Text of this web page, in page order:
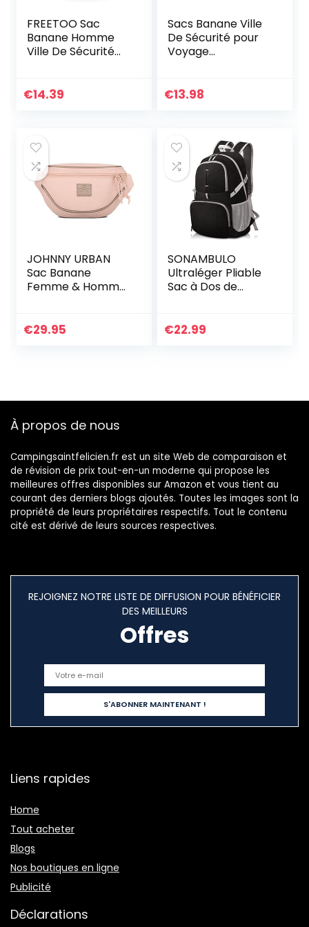
FREETOO Sac
Banane Homme
Ville De Sécurité
Waist Pack Fanny
€14.39
Sacs Banane Ville
De Sécurité pour
Voyage
ACS de Sport Vélo
Randonnée
€13.98
JOHNNY URBAN
Sac Banane
Femme & Homme
Sports & Voyage –
€29.95
SONAMBULO
Ultraléger Pliable
Sac à Dos de
Camping Sac à
€22.99
À propos de nous
Campingsaintfelicien.fr est un site Web de comparaison et
de révision de prix tout-en-un moderne qui propose les
meilleures offres disponibles sur Amazon et vous tient au
courant des derniers blogs ajoutés. Toutes les images sont la
propriété de leurs propriétaires respectifs. Tout le contenu
cité est dérivé de leurs sources respectives.
REJOIGNEZ NOTRE LISTE DE DIFFUSION POUR BÉNÉFICIER
DES MEILLEURS
Offres
Liens rapides
Home
Tout acheter
Blogs
Nos boutiques en ligne
Publicité
Déclarations